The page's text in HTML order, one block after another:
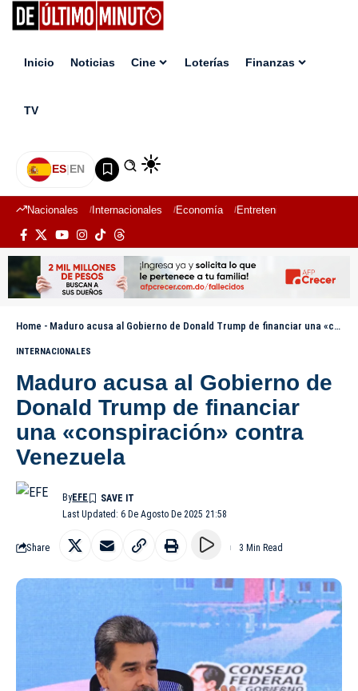
Inicio Noticias Cine Loterías Finanzas
TV
ES|EN
Nacionales Internacionales Economía Entretenimiento
Home - Maduro acusa al Gobierno de Donald Trump de financiar una «conspiración» contra Venezuela
INTERNACIONALES
Maduro acusa al Gobierno de
Donald Trump de financiar
una «conspiración» contra
Venezuela
Last Updated: 6 De Agosto De 2025 21:58
ByEFE
Share 3 Min Read